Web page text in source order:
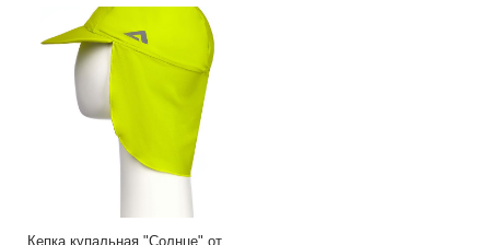
Кепка купальная "Солнце" от